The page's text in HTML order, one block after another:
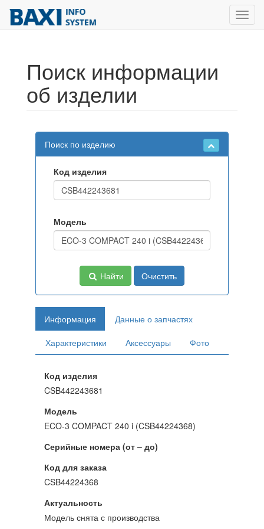
Поиск информации
об изделии
Поиск по изделию
Код изделия
Модель
Найти Очистить
Информация
Данные о запчастях
Характеристики
Аксессуары Фото
Код изделия
CSB442243681
Модель
ECO-3 COMPACT 240 i (CSB44224368)
Серийные номера (от – до)
Код для заказа
CSB44224368
Актуальность
Модель снята с производства